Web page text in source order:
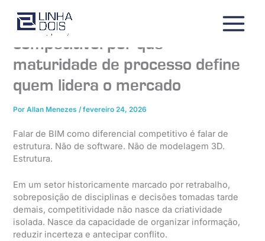
BIM como diferencial
competitivo: por que
maturidade de processo define
quem lidera o mercado
PorAllan Menezes/fevereiro 24, 2026
Falar de BIM como diferencial competitivo é falar de
estrutura. Não de software. Não de modelagem 3D.
Estrutura.
Em um setor historicamente marcado por retrabalho,
sobreposição de disciplinas e decisões tomadas tarde
demais, competitividade não nasce da criatividade
isolada. Nasce da capacidade de organizar informação,
reduzir incerteza e antecipar conflito.